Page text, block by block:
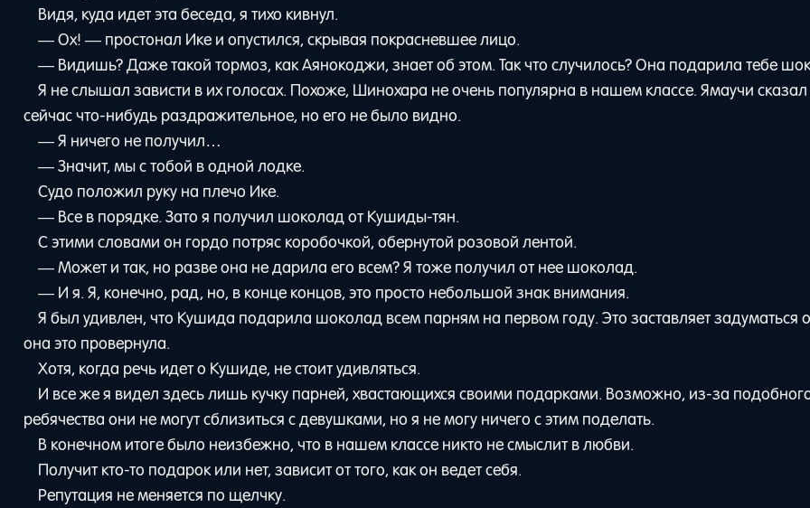
Видя, куда идет эта беседа, я тихо кивнул.
— Ох! — простонал Ике и опустился, скрывая покрасневшее лицо.
— Видишь? Даже такой тормоз, как Аянокоджи, знает об этом. Так что случилось? Она подарила тебе
Я не слышал зависти в их голосах. Похоже, Шинохара не очень популярна в нашем классе. Ямаучи
сейчас что-нибудь раздражительное, но его не было видно.
— Я ничего не получил…
— Значит, мы с тобой в одной лодке.
Судо положил руку на плечо Ике.
— Все в порядке. Зато я получил шоколад от Кушиды-тян.
С этими словами он гордо потряс коробочкой, обернутой розовой лентой.
— Может и так, но разве она не дарила его всем? Я тоже получил от нее шоколад.
— И я. Я, конечно, рад, но, в конце концов, это просто небольшой знак внимания.
Я был удивлен, что Кушида подарила шоколад всем парням на первом году. Это заставляет задуматься
она это провернула.
Хотя, когда речь идет о Кушиде, не стоит удивляться.
И все же я видел здесь лишь кучку парней, хвастающихся своими подарками. Возможно, из-за
ребячества они не могут сблизиться с девушками, но я не могу ничего с этим поделать.
В конечном итоге было неизбежно, что в нашем классе никто не смыслит в любви.
Получит кто-то подарок или нет, зависит от того, как он ведет себя.
Репутация не меняется по щелчку.